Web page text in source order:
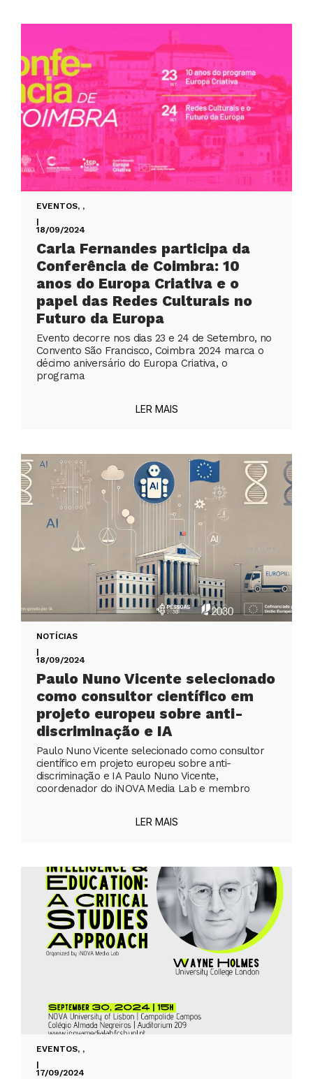
EVENTOS, ,
|
18/09/2024
Carla Fernandes participa da
Conferência de Coimbra: 10
anos do Europa Criativa e o
papel das Redes Culturais no
Futuro da Europa
Evento decorre nos dias 23 e 24 de Setembro, no
Convento São Francisco, Coimbra 2024 marca o
décimo aniversário do Europa Criativa, o
programa
LER MAIS
NOTÍCIAS
|
18/09/2024
Paulo Nuno Vicente selecionado
como consultor científico em
projeto europeu sobre anti-
discriminação e IA
Paulo Nuno Vicente selecionado como consultor
científico em projeto europeu sobre anti-
discriminação e IA Paulo Nuno Vicente,
coordenador do iNOVA Media Lab e membro
LER MAIS
EVENTOS, ,
|
17/09/2024